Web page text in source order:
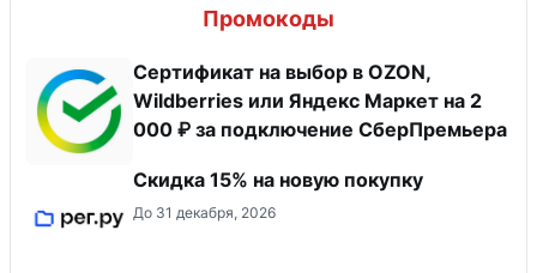
Промокоды
Сертификат на выбор в OZON,
Wildberries или Яндекс Маркет на 2
000 ₽ за подключение СберПремьера
Скидка 15% на новую покупку
До 31 декабря, 2026